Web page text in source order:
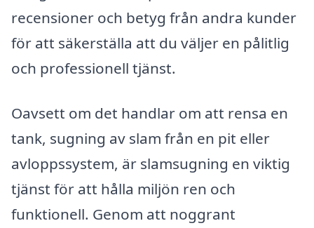
recensioner och betyg från andra kunder
för att säkerställa att du väljer en pålitlig
och professionell tjänst.
Oavsett om det handlar om att rensa en
tank, sugning av slam från en pit eller
avloppssystem, är slamsugning en viktig
tjänst för att hålla miljön ren och
funktionell. Genom att noggrant